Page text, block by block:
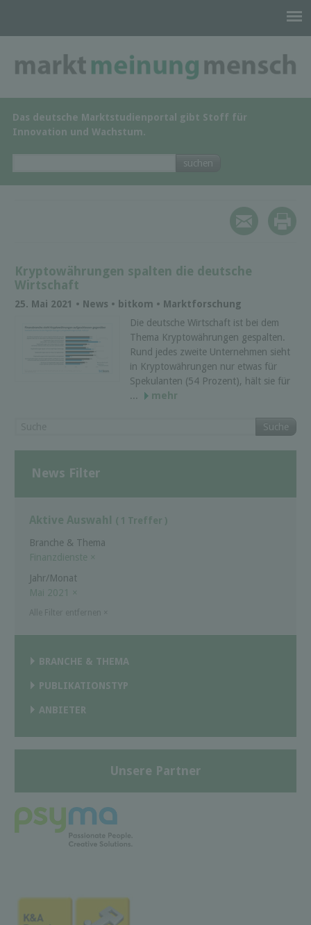
Das deutsche Marktstudienportal gibt Stoff für
Innovation und Wachstum.
Kryptowährungen spalten die deutsche
Wirtschaft
25. Mai 2021 • News • bitkom • Marktforschung
Die deutsche Wirtschaft ist bei dem
Thema Kryptowährungen gespalten.
Rund jedes zweite Unternehmen sieht
in Kryptowährungen nur etwas für
Spekulanten (54 Prozent), hält sie für
...
mehr
Suche
News Filter
Aktive Auswahl ( 1 Treffer )
Branche & Thema
Finanzdienste ×
Jahr/Monat
Mai 2021
×
BRANCHE & THEMA
PUBLIKATIONSTYP
ANBIETER
Unsere Partner